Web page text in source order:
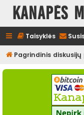
Kanapės
Taisyklės
Pagrindinis